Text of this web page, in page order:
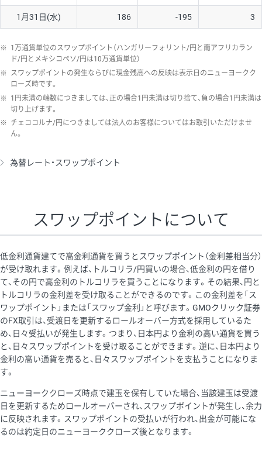
1月31日(水) 186 -195 3
※ 1万通貨単位のスワップポイント（ハンガリーフォリント/円と南アフリカラン
ド/円とメキシコペソ/円は10万通貨単位）
※ スワップポイントの発生ならびに現金残高への反映は表示日のニューヨークク
ローズ時です。
※ 1円未満の端数につきましては、正の場合1円未満は切り捨て、負の場合1円未満は
切り上げます。
※ チェココルナ/円につきましては法人のお客様についてはお取引いただけませ
ん。
為替レート・スワップポイント
スワップポイントについて
低金利通貨建てで高金利通貨を買うとスワップポイント（金利差相当分）
が受け取れます。例えば、トルコリラ/円買いの場合、低金利の円を借り
て、その円で高金利のトルコリラを買うことになります。その結果、円と
トルコリラの金利差を受け取ることができるのです。この金利差を「ス
ワップポイント」または「スワップ金利」と呼びます。GMOクリック証券
のFX取引は、受渡日を更新するロールオーバー方式を採用しているた
め、日々受払いが発生します。つまり、日本円より金利の高い通貨を買う
と、日々スワップポイントを受け取ることができます。逆に、日本円より
金利の高い通貨を売ると、日々スワップポイントを支払うことになりま
す。
ニューヨーククローズ時点で建玉を保有していた場合、当該建玉は受渡
日を更新するためロールオーバーされ、スワップポイントが発生し、余力
に反映されます。スワップポイントの受払いが行われ、出金が可能にな
るのは約定日のニューヨーククローズ後となります。